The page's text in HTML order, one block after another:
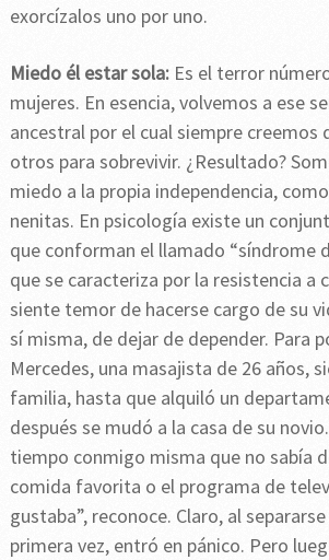
exorcízalos uno por uno.
Miedo él estar sola:Es el terror
mujeres. En esencia, volvemos a ese
ancestral por el cual siempre creemos
otros para sobrevivir. ¿Resultado?
miedo a la propia independencia,
nenitas. En psicología existe un
que conforman el llamado “síndrome
que se caracteriza por la resistencia a
siente temor de hacerse cargo de su
sí misma, de dejar de depender. Para
Mercedes, una masajista de 26 años,
familia, hasta que alquiló un
después se mudó a la casa de su
tiempo conmigo misma que no sabía
comida favorita o el programa de
gustaba”, reconoce. Claro, al
primera vez, entró en pánico. Pero